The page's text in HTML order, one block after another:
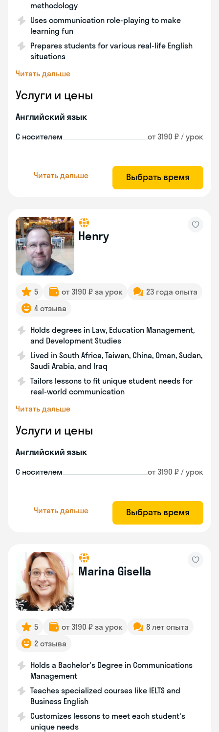
methodology
Uses communication role-playing to make
learning fun
Prepares students for various real-life English
situations
Читать дальше
Услуги и цены
Английский язык
С носителем от 3190 ₽ / урок
Читать дальше Выбрать время
Henry
5 от 3190 ₽ за урок
23 года опыта
4 отзыва
Holds degrees in Law, Education Management,
and Development Studies
Lived in South Africa, Taiwan, China, Oman, Sudan,
Saudi Arabia, and Iraq
Tailors lessons to fit unique student needs for
real-world communication
Читать дальше
Услуги и цены
Английский язык
С носителем от 3190 ₽ / урок
Читать дальше Выбрать время
Marina Gisella
5 от 3190 ₽ за урок
8 лет опыта
2 отзыва
Holds a Bachelor's Degree in Communications
Management
Teaches specialized courses like IELTS and
Business English
Customizes lessons to meet each student's
unique needs